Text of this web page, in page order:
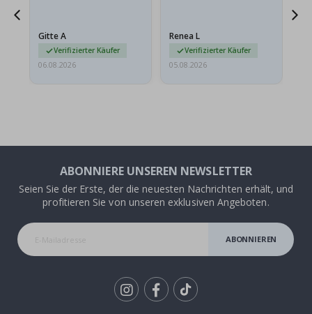
Gitte A
Verifizierter Käufer
06.08.2026
beschädigt…
Renea L
Verifizierter Käufer
05.08.2026
ABONNIERE UNSEREN NEWSLETTER
Seien Sie der Erste, der die neuesten Nachrichten erhält, und
profitieren Sie von unseren exklusiven Angeboten.
ABONNIEREN